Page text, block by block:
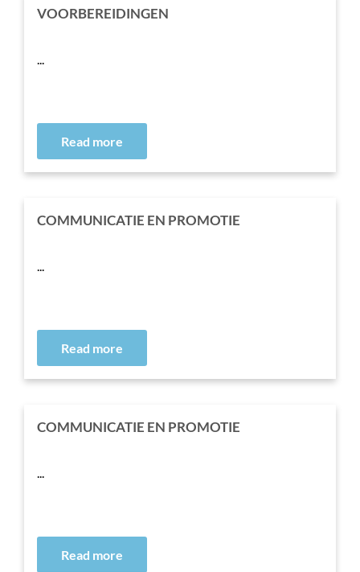
VOORBEREIDINGEN
...
Read more
COMMUNICATIE EN PROMOTIE
...
Read more
COMMUNICATIE EN PROMOTIE
...
Read more